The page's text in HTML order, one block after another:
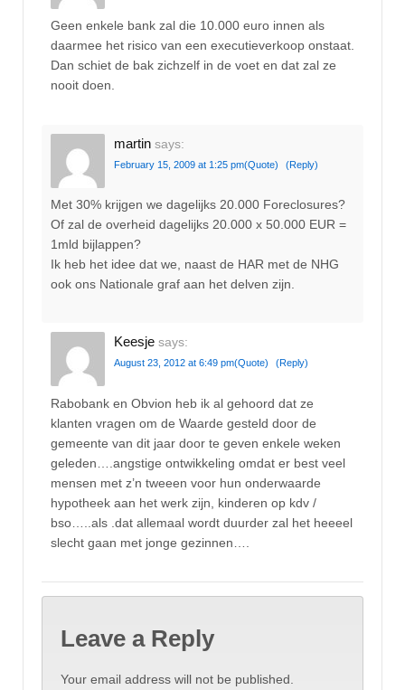
Geen enkele bank zal die 10.000 euro innen als
daarmee het risico van een executieverkoop onstaat.
Dan schiet de bak zichzelf in de voet en dat zal ze
nooit doen.
martin says:
February 15, 2009 at 1:25 pm(Quote) (Reply)
Met 30% krijgen we dagelijks 20.000 Foreclosures?
Of zal de overheid dagelijks 20.000 x 50.000 EUR =
1mld bijlappen?
Ik heb het idee dat we, naast de HAR met de NHG
ook ons Nationale graf aan het delven zijn.
Keesje says:
August 23, 2012 at 6:49 pm(Quote) (Reply)
Rabobank en Obvion heb ik al gehoord dat ze
klanten vragen om de Waarde gesteld door de
gemeente van dit jaar door te geven enkele weken
geleden….angstige ontwikkeling omdat er best veel
mensen met z’n tweeen voor hun onderwaarde
hypotheek aan het werk zijn, kinderen op kdv /
bso…..als .dat allemaal wordt duurder zal het heeeel
slecht gaan met jonge gezinnen….
Leave a Reply
Your email address will not be published.